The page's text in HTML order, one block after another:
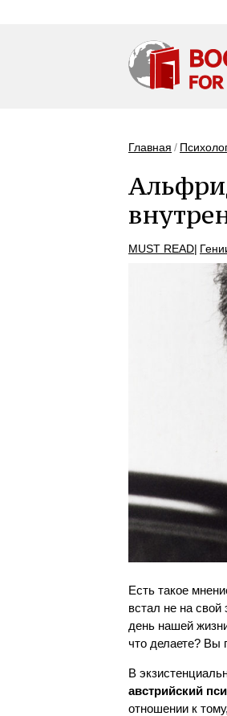
Главная
MUST READ
Есть такое
встал не на
день нашей
что делаете? Вы
В
австрийский
отношении к